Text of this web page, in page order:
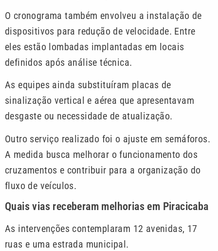
O cronograma também envolveu a instalação de
dispositivos para redução de velocidade. Entre
eles estão lombadas implantadas em locais
definidos após análise técnica.
As equipes ainda substituíram placas de
sinalização vertical e aérea que apresentavam
desgaste ou necessidade de atualização.
Outro serviço realizado foi o ajuste em semáforos.
A medida busca melhorar o funcionamento dos
cruzamentos e contribuir para a organização do
fluxo de veículos.
Quais vias receberam melhorias em Piracicaba
As intervenções contemplaram 12 avenidas, 17
ruas e uma estrada municipal.